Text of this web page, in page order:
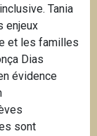
Tania
enjeux
et les familles
Dias
évidence
sont